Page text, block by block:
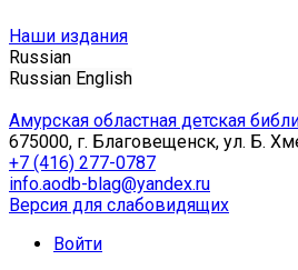
Наши издания
Russian
Russian English
Амурская областная детская
675000, г. Благовещенск, ул. Б.
+7 (416) 277-0787
info.aodb-blag@yandex.ru
Версия для слабовидящих
Войти